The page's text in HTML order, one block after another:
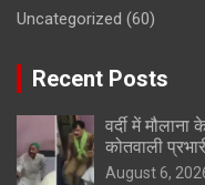
Uncategorized (60)
Recent Posts
वर्दी में
कोतवाली
August 6,